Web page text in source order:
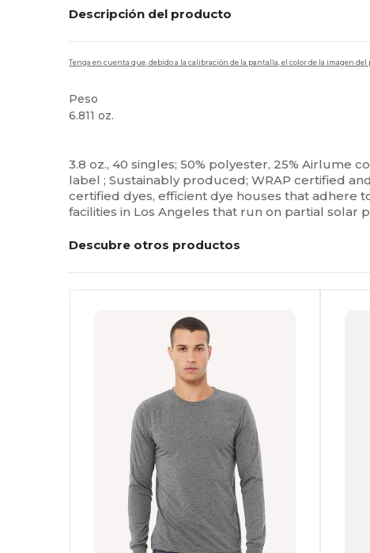
Descripción del producto
Tenga en cuenta que, debido a la calibración de la pantalla, el color de la imagen
Peso
6.811 oz.
3.8 oz., 40 singles; 50% polyester, 25% Airlume
label ; Sustainably produced; WRAP certified
certified dyes, efficient dye houses that adhere
facilities in Los Angeles that run on partial
Descubre otros productos